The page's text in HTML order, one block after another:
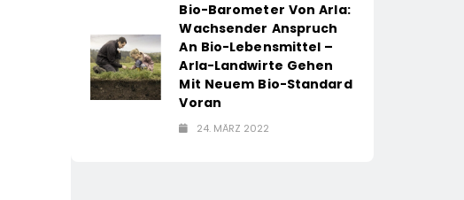
Bio-Barometer Von Arla:
Wachsender Anspruch
An Bio-Lebensmittel –
Arla-Landwirte Gehen
Mit Neuem Bio-Standard
Voran
24. MÄRZ 2022